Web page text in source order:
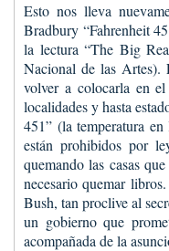
Esto nos lleva
Bradbury “Fahrenheit
la lectura “The Big
Nacional de las Artes).
volver a colocarla en
localidades y hasta
451” (la temperatura
están prohibidos por
quemando las casas
necesario quemar
Bush, tan proclive al
un gobierno que
acompañada de la